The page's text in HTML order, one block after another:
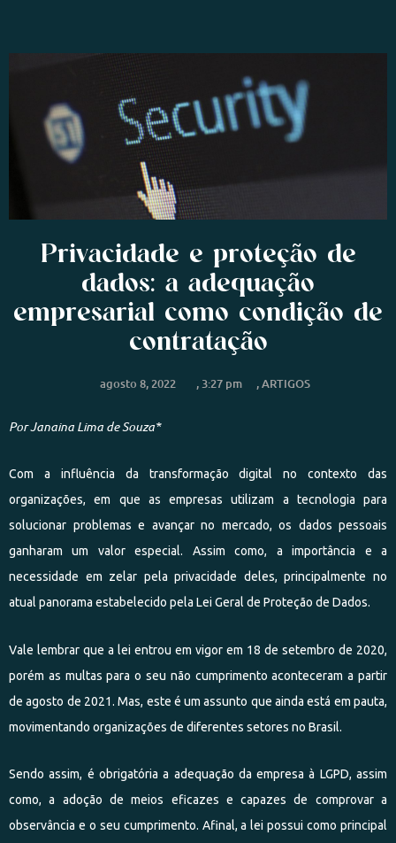
Privacidade e proteção de
dados: a adequação
empresarial como condição de
contratação
agosto 8, 2022 ,3:27 pm ,ARTIGOS
Por Janaina Lima de Souza*
Com a influência da transformação digital no contexto das
organizações, em que as empresas utilizam a tecnologia para
solucionar problemas e avançar no mercado, os dados pessoais
ganharam um valor especial. Assim como, a importância e a
necessidade em zelar pela privacidade deles, principalmente no
atual panorama estabelecido pela Lei Geral de Proteção de Dados.
Vale lembrar que a lei entrou em vigor em 18 de setembro de 2020,
porém as multas para o seu não cumprimento aconteceram a partir
de agosto de 2021. Mas, este é um assunto que ainda está em pauta,
movimentando organizações de diferentes setores no Brasil.
Sendo assim, é obrigatória a adequação da empresa à LGPD, assim
como, a adoção de meios eficazes e capazes de comprovar a
observância e o seu cumprimento. Afinal, a lei possui como principal